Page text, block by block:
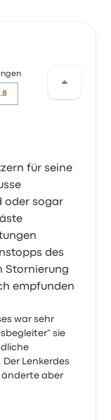
für seine
oder sogar
des
Stornierung
empfunden
war sehr
sie
Lenkerdes
änderte aber